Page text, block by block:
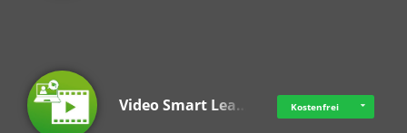
Video Smart Lea… Kostenfrei